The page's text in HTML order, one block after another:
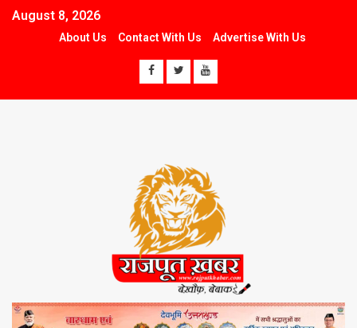
August 8, 2026
About Us Contact With Us Advertise With Us